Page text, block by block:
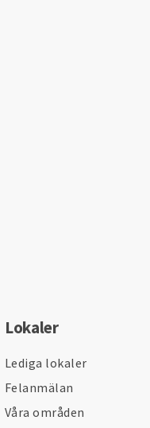
Lokaler
Lediga lokaler
Felanmälan
Våra områden